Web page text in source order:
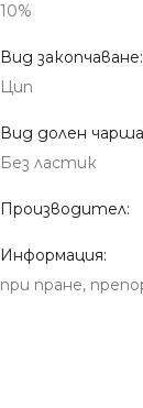
10%
Вид закопчаване:
Цип
Вид долен
Без ластик
Производител:
Информация:
при пране,